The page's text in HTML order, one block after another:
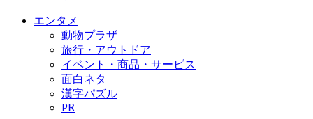
エンタメ
動物プラザ
旅行・アウトドア
イベント・商品・サービス
面白ネタ
漢字パズル
PR